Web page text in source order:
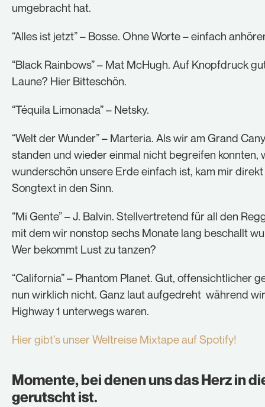
umgebracht hat.
“Alles ist jetzt” – Bosse. Ohne Worte – einfach
“Black Rainbows” – Mat McHugh. Auf Knopfdruck
Laune? Hier Bitteschön.
“Téquila Limonada” – Netsky.
“Welt der Wunder” – Marteria. Als wir am Grand
standen und wieder einmal nicht begreifen konnten,
wunderschön unsere Erde einfach ist, kam mir
Songtext in den Sinn.
“Mi Gente” – J. Balvin. Stellvertretend für all den
mit dem wir nonstop sechs Monate lang beschallt
Wer bekommt Lust zu tanzen?
“California” – Phantom Planet. Gut, offensichtlicher
nun wirklich nicht. Ganz laut aufgedreht während
Highway 1 unterwegs waren.
Hier gibt’s unser Weltreise Mixtape auf Spotify!
Momente, bei denen uns das Herz in
gerutscht ist.